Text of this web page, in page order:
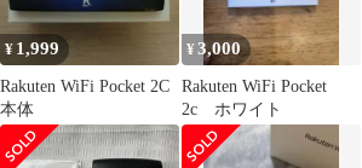
¥ 1,999
Rakuten WiFi Pocket 2C
本体
¥3,000
Rakuten WiFi Pocket
2c ホワイト